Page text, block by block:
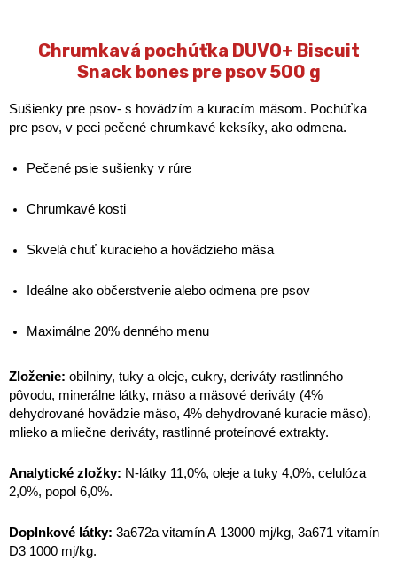
Chrumkavá pochúťka DUVO+ Biscuit
Snack bones pre psov 500 g
Sušienky pre psov- s hovädzím a kuracím mäsom. Pochúťka
pre psov, v peci pečené chrumkavé keksíky, ako odmena.
Pečené psie sušienky v rúre
Chrumkavé kosti
Skvelá chuť kuracieho a hovädzieho mäsa
Ideálne ako občerstvenie alebo odmena pre psov
Maximálne 20% denného menu
Zloženie: obilniny, tuky a oleje, cukry, deriváty rastlinného
pôvodu, minerálne látky, mäso a mäsové deriváty (4%
dehydrované hovädzie mäso, 4% dehydrované kuracie mäso),
mlieko a mliečne deriváty, rastlinné proteínové extrakty.
Analytické zložky: N-látky 11,0%, oleje a tuky 4,0%, celulóza
2,0%, popol 6,0%.
Doplnkové látky: 3a672a vitamín A 13000 mj/kg, 3a671 vitamín
D3 1000 mj/kg.